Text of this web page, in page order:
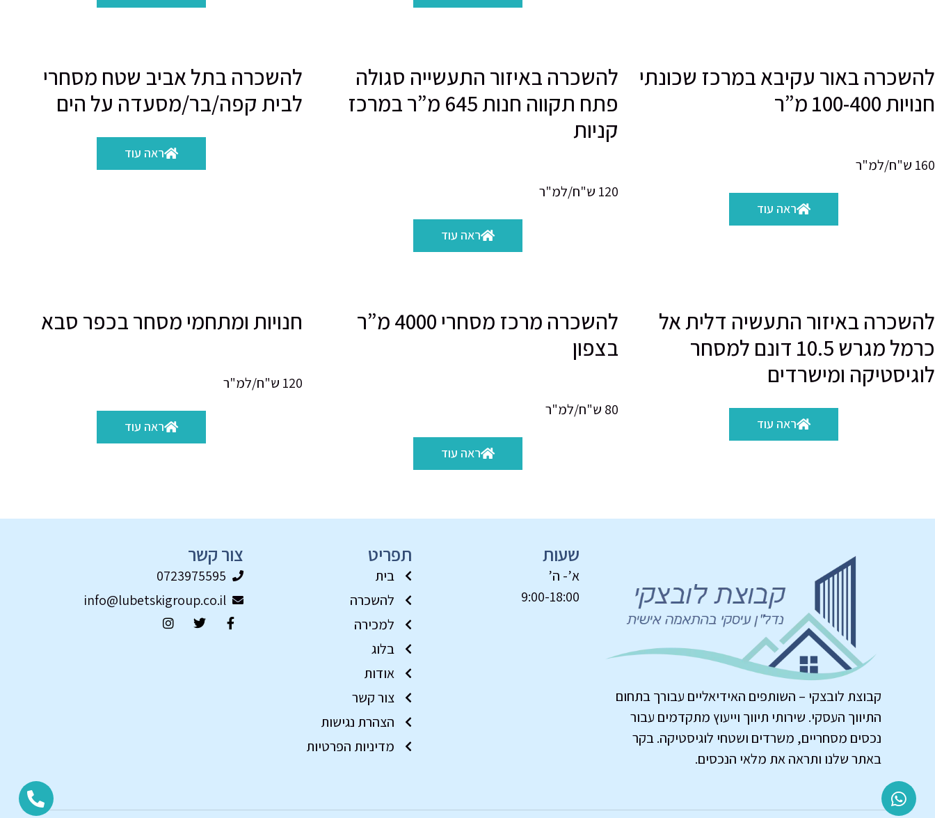
להשכרה באור עקיבא במרכז שכונתי
חנויות 100-400 מ”ר
160 ש"ח/למ"ר
ראה עוד
להשכרה באיזור התעשייה סגולה
פתח תקווה חנות 645 מ”ר במרכז
קניות
120 ש"ח/למ"ר
ראה עוד
להשכרה בתל אביב שטח מסחרי
לבית קפה/בר/מסעדה על הים
ראה עוד
להשכרה באיזור התעשיה דלית אל
כרמל מגרש 10.5 דונם למסחר
לוגיסטיקה ומישרדים
ראה עוד
להשכרה מרכז מסחרי 4000 מ”ר
בצפון
80 ש"ח/למ"ר
ראה עוד
חנויות ומתחמי מסחר בכפר סבא
120 ש"ח/למ"ר
ראה עוד
קבוצת לובצקי – השותפים האידיאליים עבורך בתחום
התיווך העסקי. שירותי תיווך וייעוץ מתקדמים עבור
נכסים מסחריים, משרדים ושטחי לוגיסטיקה. בקר
באתר שלנו ותראה את מלאי הנכסים.
שעות
א’- ה’
9:00-18:00
תפריט
בית
להשכרה
למכירה
בלוג
אודות
צור קשר
הצהרת נגישות
מדיניות הפרטיות
צור קשר
0723975595
info@lubetskigroup.co.il